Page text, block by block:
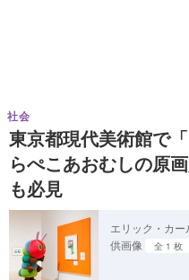
東京都現代美術館で
らぺこあおむしの原
も必見
社会
エリック・カ
供画像
全 1 枚